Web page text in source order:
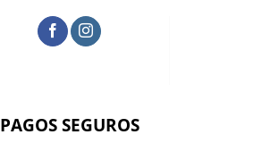
PAGOS SEGUROS